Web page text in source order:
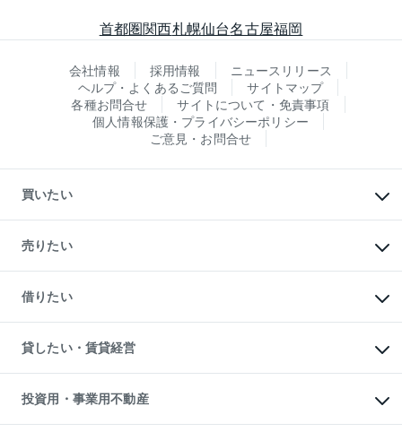
首都圏関西札幌仙台名古屋福岡
会社情報 採用情報
ニュースリリース
ヘルプ・よくあるご質問
サイトマップ
各種お問合せ
サイトについて・免責事項
個人情報保護・プライバシーポリシー
ご意見・お問合せ
買いたい
新築・分譲マンションの購入
中古マンションの購入
一戸建ての購入
中古一戸建ての購入
不動産購入の流れ
注目キーワード物件特集
購入ガイド
English 繁体中文簡体中文
売りたい
一戸建ての売却・査定
土地の売却・査定
スピードAI査定
不動産査定について
不動産売却の流れ
不動産買換えの流れ
売却ガイド
借りたい
オフィス・店舗の賃貸
借りるときの流れ
借りるガイド
貸したい・賃貸経営
マンション賃料データ
賃貸管理プラン
リロケーションについて
投資用・事業用不動産